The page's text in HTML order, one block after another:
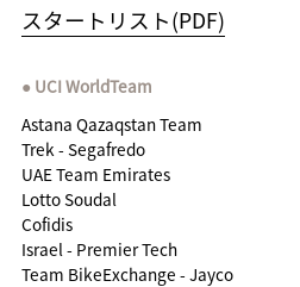
スタートリスト(PDF)
UCI WorldTeam
Astana Qazaqstan Team
Trek - Segafredo
UAE Team Emirates
Lotto Soudal
Cofidis
Israel - Premier Tech
Team BikeExchange - Jayco